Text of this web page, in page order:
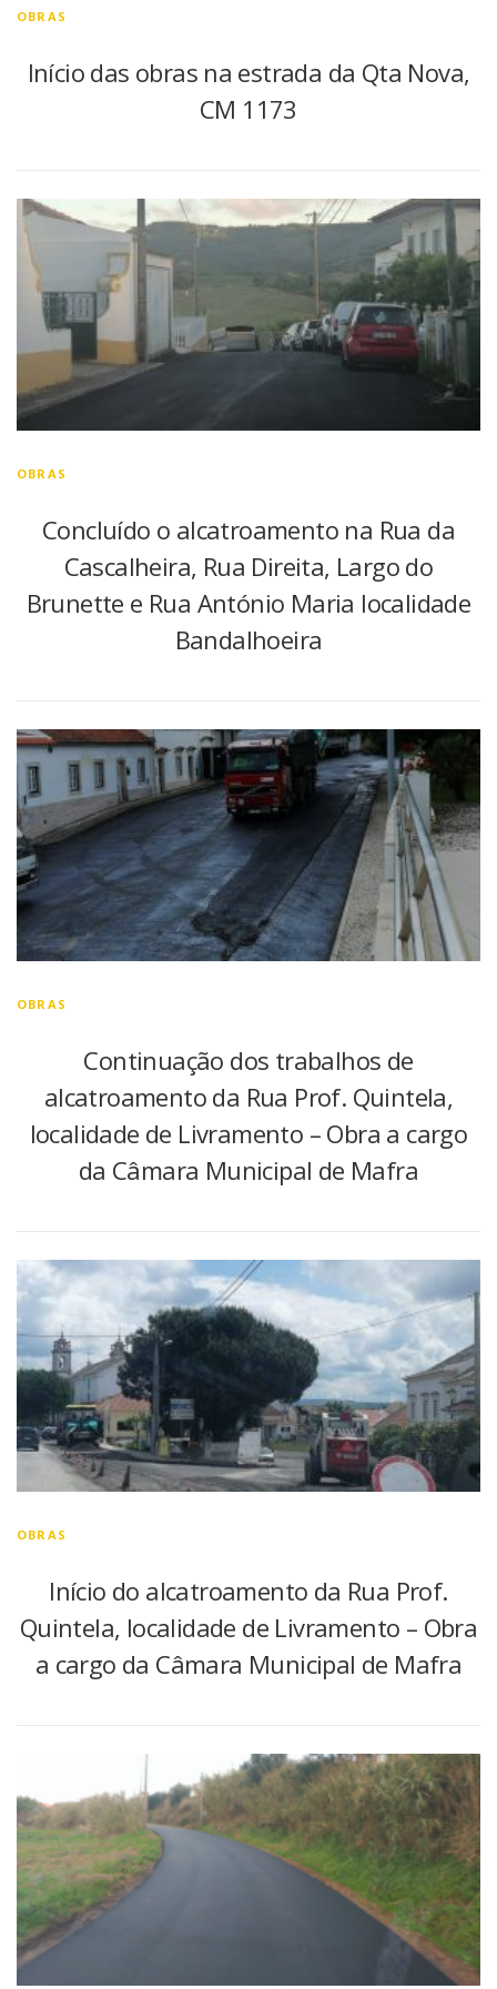
OBRAS
Início das obras na estrada da Qta Nova,
CM 1173
OBRAS
Concluído o alcatroamento na Rua da
Cascalheira, Rua Direita, Largo do
Brunette e Rua António Maria localidade
Bandalhoeira
OBRAS
Continuação dos trabalhos de
alcatroamento da Rua Prof. Quintela,
localidade de Livramento – Obra a cargo
da Câmara Municipal de Mafra
OBRAS
Início do alcatroamento da Rua Prof.
Quintela, localidade de Livramento – Obra
a cargo da Câmara Municipal de Mafra